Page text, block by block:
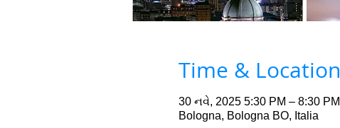
Time & Location
30 નવે, 2025 5:30 PM – 8:30 PM
Bologna, Bologna BO, Italia